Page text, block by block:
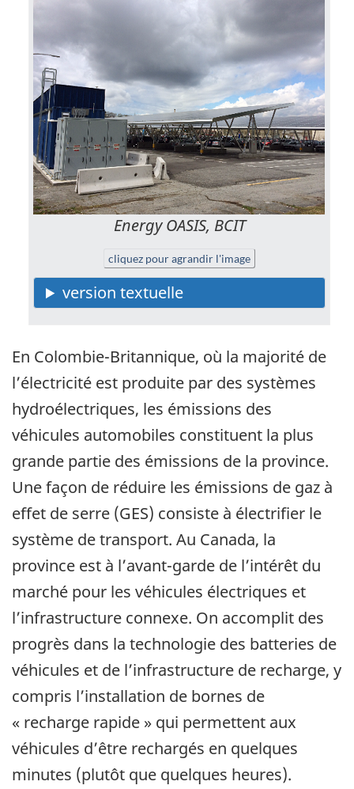
Energy OASIS, BCIT
cliquez pour agrandir l'image
En Colombie-Britannique, où la majorité de
l’électricité est produite par des systèmes
hydroélectriques, les émissions des
véhicules automobiles constituent la plus
grande partie des émissions de la province.
Une façon de réduire les émissions de gaz à
effet de serre (GES) consiste à électrifier le
système de transport. Au Canada, la
province est à l’avant-garde de l’intérêt du
marché pour les véhicules électriques et
l’infrastructure connexe. On accomplit des
progrès dans la technologie des batteries de
véhicules et de l’infrastructure de recharge, y
compris l’installation de bornes de
« recharge rapide » qui permettent aux
véhicules d’être rechargés en quelques
minutes (plutôt que quelques heures).